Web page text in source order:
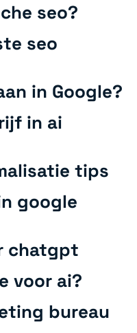
seo?
seo
in Google?
in ai
tips
google
chatgpt
voor ai?
bureau